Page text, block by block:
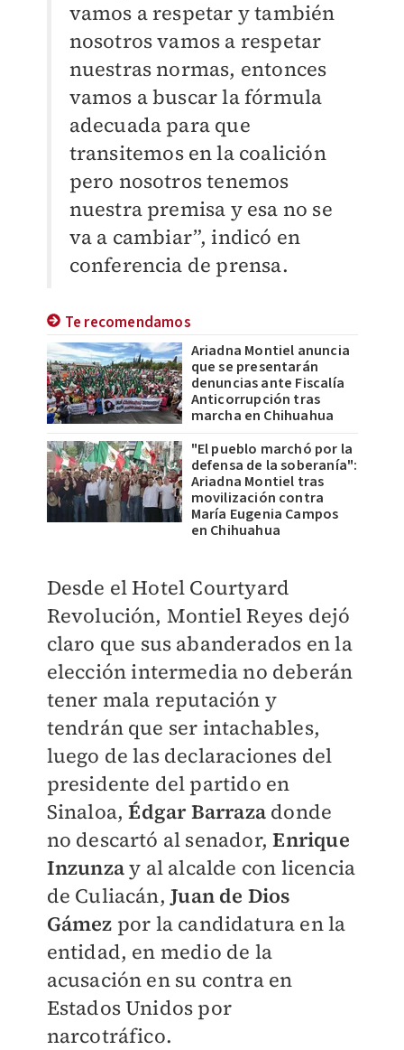
vamos a respetar y también
nosotros vamos a respetar
nuestras normas, entonces
vamos a buscar la fórmula
adecuada para que
transitemos en la coalición
pero nosotros tenemos
nuestra premisa y esa no se
va a cambiar”, indicó en
conferencia de prensa.
Te recomendamos
Ariadna Montiel anuncia
que se presentarán
denuncias ante Fiscalía
Anticorrupción tras
marcha en Chihuahua
"El pueblo marchó por la
defensa de la soberanía":
Ariadna Montiel tras
movilización contra
María Eugenia Campos
en Chihuahua
Desde el Hotel Courtyard
Revolución, Montiel Reyes dejó
claro que sus abanderados en la
elección intermedia no deberán
tener mala reputación y
tendrán que ser intachables,
luego de las declaraciones del
presidente del partido en
Sinaloa,Édgar Barrazadonde
no descartó al senador,Enrique
Inzunzay al alcalde con licencia
de Culiacán,Juan de Dios
Gámez por la candidatura en la
entidad, en medio de la
acusación en su contra en
Estados Unidos por
narcotráfico.